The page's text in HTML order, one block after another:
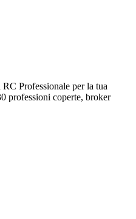
Professionale per la tua
professioni coperte, broker